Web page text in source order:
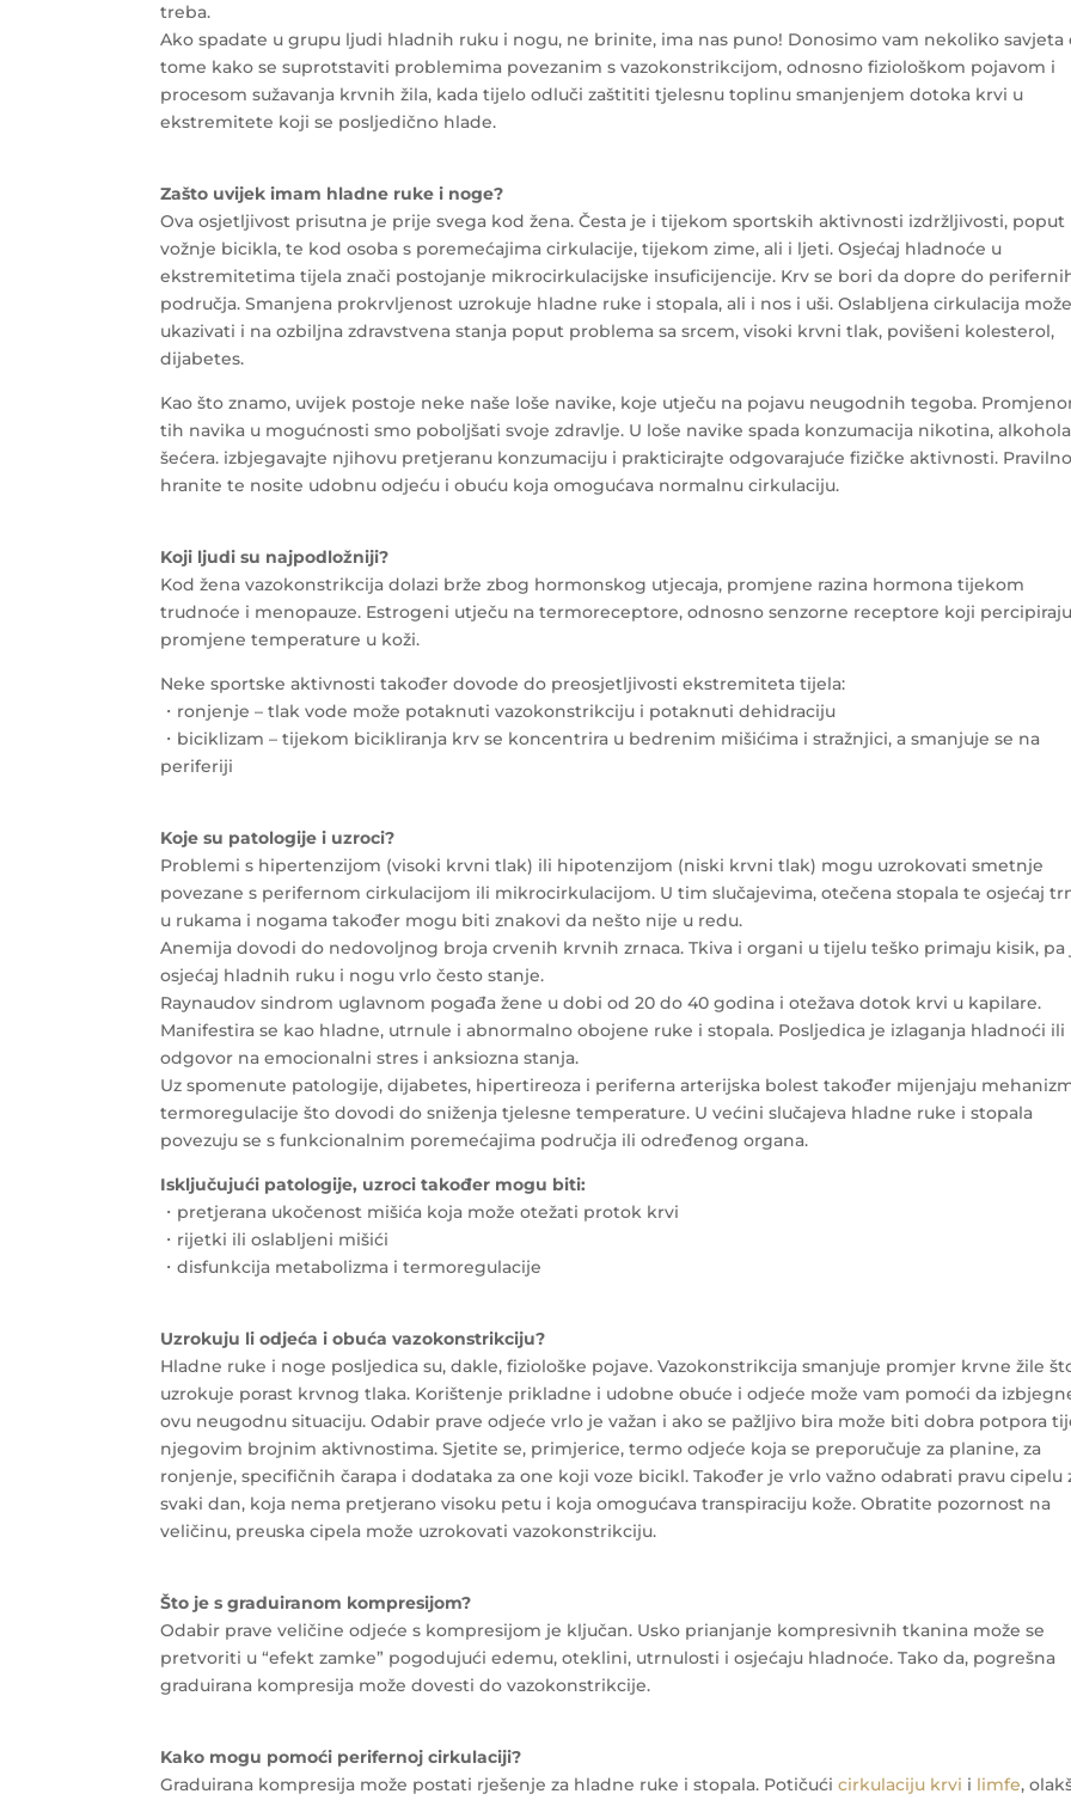
treba.
Ako spadate u grupu ljudi hladnih ruku i nogu, ne brinite, ima nas puno! Donosimo vam nekoliko savjeta
tome kako se suprotstaviti problemima povezanim s vazokonstrikcijom, odnosno fiziološkom pojavom i
procesom sužavanja krvnih žila, kada tijelo odluči zaštititi tjelesnu toplinu smanjenjem dotoka krvi u
ekstremitete koji se posljedično hlade.
Zašto uvijek imam hladne ruke i noge?
Ova osjetljivost prisutna je prije svega kod žena. Česta je i tijekom sportskih aktivnosti izdržljivosti, poput
vožnje bicikla, te kod osoba s poremećajima cirkulacije, tijekom zime, ali i ljeti. Osjećaj hladnoće u
ekstremitetima tijela znači postojanje mikrocirkulacijske insuficijencije. Krv se bori da dopre do
područja. Smanjena prokrvljenost uzrokuje hladne ruke i stopala, ali i nos i uši. Oslabljena cirkulacija može
ukazivati i na ozbiljna zdravstvena stanja poput problema sa srcem, visoki krvni tlak, povišeni kolesterol,
dijabetes.
Kao što znamo, uvijek postoje neke naše loše navike, koje utječu na pojavu neugodnih tegoba.
tih navika u mogućnosti smo poboljšati svoje zdravlje. U loše navike spada konzumacija nikotina,
šećera. izbjegavajte njihovu pretjeranu konzumaciju i prakticirajte odgovarajuće fizičke aktivnosti.
hranite te nosite udobnu odjeću i obuću koja omogućava normalnu cirkulaciju.
Koji ljudi su najpodložniji?
Kod žena vazokonstrikcija dolazi brže zbog hormonskog utjecaja, promjene razina hormona tijekom
trudnoće i menopauze. Estrogeni utječu na termoreceptore, odnosno senzorne receptore koji percipiraju
promjene temperature u koži.
Neke sportske aktivnosti također dovode do preosjetljivosti ekstremiteta tijela:
・ronjenje – tlak vode može potaknuti vazokonstrikciju i potaknuti dehidraciju
・biciklizam – tijekom bicikliranja krv se koncentrira u bedrenim mišićima i stražnjici, a smanjuje se na
periferiji
Koje su patologije i uzroci?
Problemi s hipertenzijom (visoki krvni tlak) ili hipotenzijom (niski krvni tlak) mogu uzrokovati smetnje
povezane s perifernom cirkulacijom ili mikrocirkulacijom. U tim slučajevima, otečena stopala te osjećaj
u rukama i nogama također mogu biti znakovi da nešto nije u redu.
Anemija dovodi do nedovoljnog broja crvenih krvnih zrnaca. Tkiva i organi u tijelu teško primaju kisik, pa
osjećaj hladnih ruku i nogu vrlo često stanje.
Raynaudov sindrom uglavnom pogađa žene u dobi od 20 do 40 godina i otežava dotok krvi u kapilare.
Manifestira se kao hladne, utrnule i abnormalno obojene ruke i stopala. Posljedica je izlaganja hladnoći ili
odgovor na emocionalni stres i anksiozna stanja.
Uz spomenute patologije, dijabetes, hipertireoza i periferna arterijska bolest također mijenjaju
termoregulacije što dovodi do sniženja tjelesne temperature. U većini slučajeva hladne ruke i stopala
povezuju se s funkcionalnim poremećajima područja ili određenog organa.
Isključujući patologije, uzroci također mogu biti:
・pretjerana ukočenost mišića koja može otežati protok krvi
・rijetki ili oslabljeni mišići
・disfunkcija metabolizma i termoregulacije
Uzrokuju li odjeća i obuća vazokonstrikciju?
Hladne ruke i noge posljedica su, dakle, fiziološke pojave. Vazokonstrikcija smanjuje promjer krvne žile
uzrokuje porast krvnog tlaka. Korištenje prikladne i udobne obuće i odjeće može vam pomoći da
ovu neugodnu situaciju. Odabir prave odjeće vrlo je važan i ako se pažljivo bira može biti dobra potpora
njegovim brojnim aktivnostima. Sjetite se, primjerice, termo odjeće koja se preporučuje za planine, za
ronjenje, specifičnih čarapa i dodataka za one koji voze bicikl. Također je vrlo važno odabrati pravu cipelu
svaki dan, koja nema pretjerano visoku petu i koja omogućava transpiraciju kože. Obratite pozornost na
veličinu, preuska cipela može uzrokovati vazokonstrikciju.
Što je s graduiranom kompresijom?
Odabir prave veličine odjeće s kompresijom je ključan. Usko prianjanje kompresivnih tkanina može se
pretvoriti u “efekt zamke” pogodujući edemu, oteklini, utrnulosti i osjećaju hladnoće. Tako da, pogrešna
graduirana kompresija može dovesti do vazokonstrikcije.
Kako mogu pomoći perifernoj cirkulaciji?
Graduirana kompresija može postati rješenje za hladne ruke i stopala. Potičućicirkulaciju krvi i limfe,